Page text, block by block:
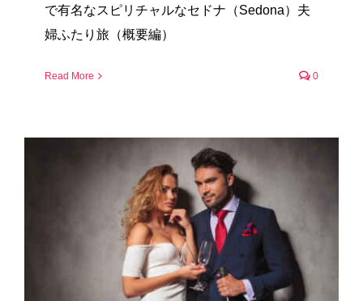
で有名なスピリチャルなセドナ（Sedona）夫
婦ふたり旅（概要編）
Read More 0